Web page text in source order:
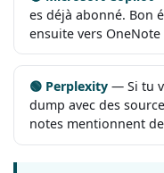
es déjà abonné. Bon
ensuite vers OneNote
🟢 Perplexity — Si tu
dump avec des
notes mentionnent